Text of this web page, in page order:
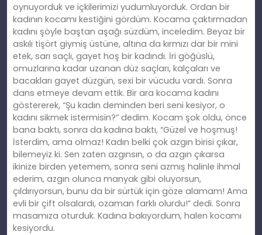
oynuyorduk ve içkilerimizi yudumluyorduk. Ordan bir
kadının kocamı kestiğini gördüm. Kocama çaktırmadan
kadını şöyle baştan aşağı süzdüm, inceledim. Beyaz bir
askılı tişört giymiş üstüne, altına da kırmızı dar bir mini
etek, sarı saçlı, gayet hoş bir kadındı. İri göğüslü,
omuzlarına kadar uzanan düz saçları, kalçaları ve
bacakları gayet düzgün, sexi bir vücudu vardı. Sonra
dans etmeye devam ettik. Bir ara kocama kadını
göstererek, “Şu kadın deminden beri seni kesiyor, o
kadını sikmek istermisin?” dedim. Kocam şok oldu, önce
bana baktı, sonra da kadına baktı, “Güzel ve hoşmuş!
İsterdim, ama olmaz! Kadın belki çok azgın birisi çıkar,
bilemeyiz ki. Sen zaten azgınsın, o da azgın çıkarsa
ikinize birden yetemem, sonra seni azmış halinle ihmal
ederim, azgın olunca manyak gibi oluyorsun,
çıldırıyorsun, bunu da bir sürtük için göze alamam! Ama
evli bir çift olsalardı, ozaman farklı olurdu!” dedi. Sonra
masamıza oturduk. Kadına bakıyordum, halen kocamı
kesiyordu.